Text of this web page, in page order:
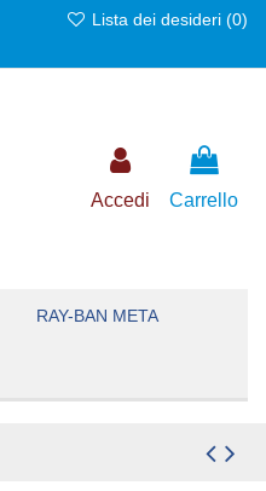
Lista dei desideri (0)
Accedi Carrello
RAY-BAN META